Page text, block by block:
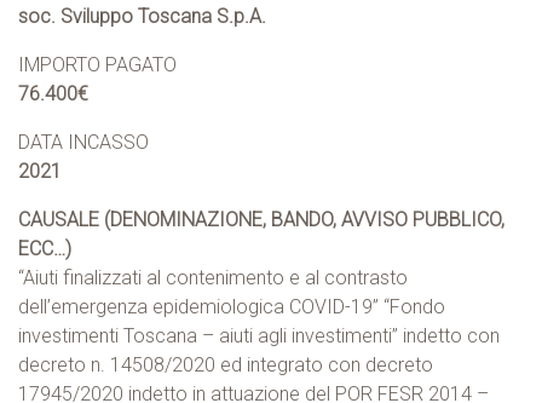
soc. Sviluppo Toscana S.p.A.
IMPORTO PAGATO
76.400€
DATA INCASSO
2021
CAUSALE (DENOMINAZIONE, BANDO, AVVISO PUBBLICO,
ECC…)
“Aiuti finalizzati al contenimento e al contrasto
dell’emergenza epidemiologica COVID-19” “Fondo
investimenti Toscana – aiuti agli investimenti” indetto con
decreto n. 14508/2020 ed integrato con decreto
17945/2020 indetto in attuazione del POR FESR 2014 –